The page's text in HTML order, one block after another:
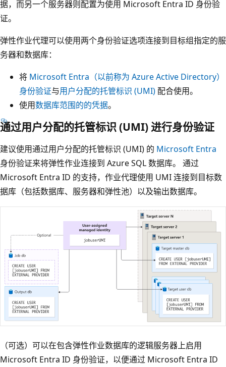
据，而另一个服务器则配置为使用 Microsoft Entra ID 身份验
证。
弹性作业代理可以使用两个身份验证选项连接到目标组指定的服
务器和数据库：
将 Microsoft Entra（以前称为 Azure Active Directory）
身份验证与用户分配的托管标识 (UMI) 配合使用。
使用数据库范围的的凭据。
通过用户分配的托管标识 (UMI) 进行身份验证
建议使用通过用户分配的托管标识 (UMI) 的 Microsoft Entra
身份验证来将弹性作业连接到 Azure SQL 数据库。 通过
Microsoft Entra ID 的支持，作业代理使用 UMI 连接到目标数
据库（包括数据库、服务器和弹性池）以及输出数据库。
（可选）可以在包含弹性作业数据库的逻辑服务器上启用
Microsoft Entra ID 身份验证，以便通过 Microsoft Entra ID